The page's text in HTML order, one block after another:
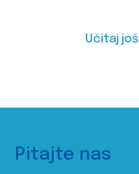
Učitaj još
Pitajte nas